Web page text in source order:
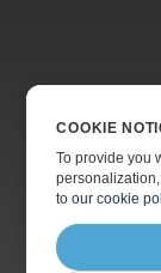
COOKIE
To provide you
toour cookie